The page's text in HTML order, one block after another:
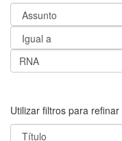
Utilizar filtros para